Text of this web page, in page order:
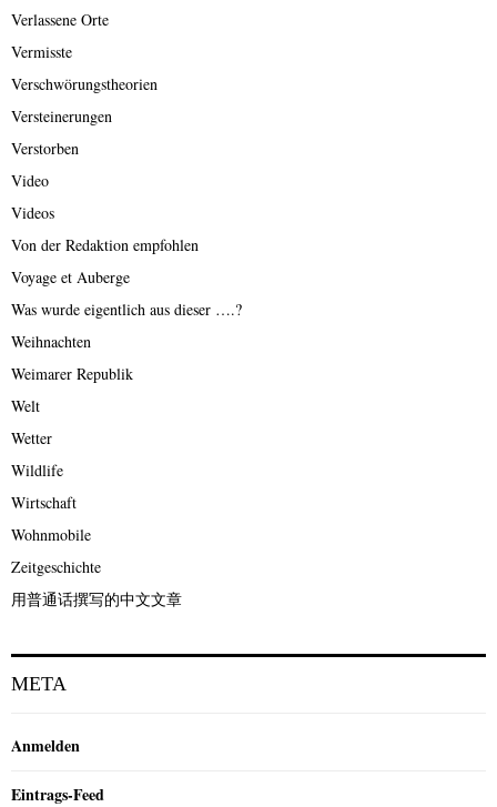
Verlassene Orte
Vermisste
Verschwörungstheorien
Versteinerungen
Verstorben
Video
Videos
Von der Redaktion empfohlen
Voyage et Auberge
Was wurde eigentlich aus dieser ….?
Weihnachten
Weimarer Republik
Welt
Wetter
Wildlife
Wirtschaft
Wohnmobile
Zeitgeschichte
用普通话撰写的中文文章
META
Anmelden
Eintrags-Feed